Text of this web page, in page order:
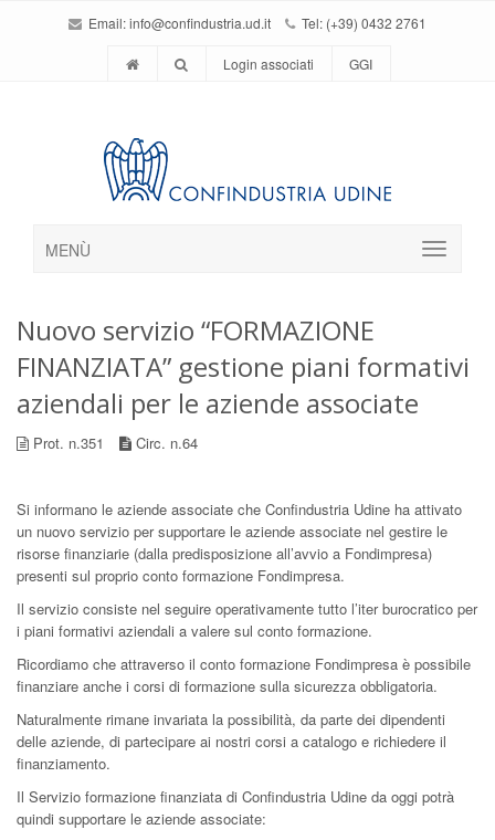
Email:info@confindustria.ud.it Tel: (+39) 0432 2761
Login associati GGI
MENÙ
Nuovo servizio “FORMAZIONE
FINANZIATA” gestione piani formativi
aziendali per le aziende associate
Prot. n.351 Circ. n.64
Si informano le aziende associate che Confindustria Udine ha attivato
un nuovo servizio per supportare le aziende associate nel gestire le
risorse finanziarie (dalla predisposizione all’avvio a Fondimpresa)
presenti sul proprio conto formazione Fondimpresa.
Il servizio consiste nel seguire operativamente tutto l’iter burocratico per
i piani formativi aziendali a valere sul conto formazione.
Ricordiamo che attraverso il conto formazione Fondimpresa è possibile
finanziare anche i corsi di formazione sulla sicurezza obbligatoria.
Naturalmente rimane invariata la possibilità, da parte dei dipendenti
delle aziende, di partecipare ai nostri corsi a catalogo e richiedere il
finanziamento.
Il Servizio formazione finanziata di Confindustria Udine da oggi potrà
quindi supportare le aziende associate: